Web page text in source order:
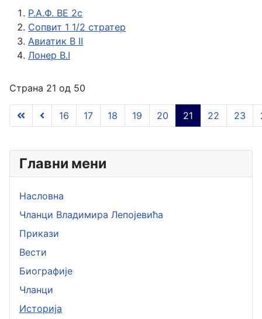
Р.А.Ф. BE 2c
Сопвит 1 1/2 стратер
Авиатик B II
Лонер B.I
Страна 21 од 50
16 17 18 19 20 21 22 23
Главни мени
Насловна
Чланци Владимира Лепојевића
Прикази
Вести
Биографије
Чланци
Историја